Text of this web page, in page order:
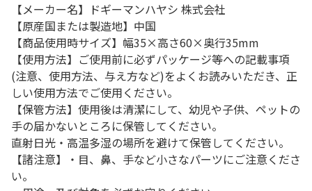
【メーカー名】ドギーマンハヤシ 株式会社
【原産国または製造地】中国
【商品使用時サイズ】幅35×高さ60×奥行35mm
【使用方法】ご使用前に必ずパッケージ等への記載事項
(注意、使用方法、与え方など)をよくお読みいただき、正
しい使用方法でご使用ください。
【保管方法】使用後は清潔にして、幼児や子供、ペットの
手の届かないところに保管してください。
直射日光・高温多湿の場所を避けて保管してください。
【諸注意】・目、鼻、手など小さなパーツにご注意くださ
い。